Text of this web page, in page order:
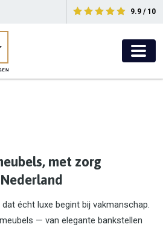
9.9 / 10
met zorg
écht luxe begint bij vakmanschap.
— van elegante bankstellen